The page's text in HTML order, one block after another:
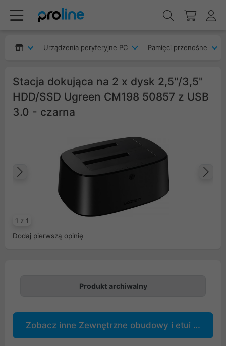
Urządzenia peryferyjne PC Pamięci przenośne
Stacja dokująca na 2 x dysk 2,5"/3,5"
HDD/SSD Ugreen CM198 50857 z USB
3.0 - czarna
1 z 1
Poprzedni
Dodaj pierwszą opinię
Produkt archiwalny
Zobacz inne Zewnętrzne obudowy i etui na dyski